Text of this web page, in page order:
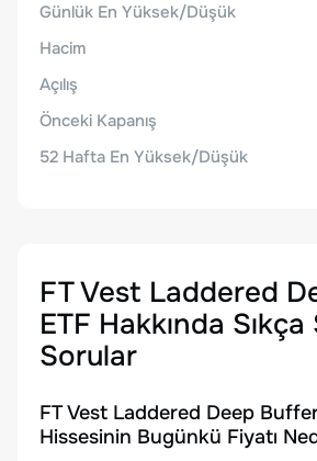
Günlük En Yüksek/Düşük
Hacim
Açılış
Önceki Kapanış
52 Hafta En Yüksek/Düşük
FT Vest Laddered
ETF Hakkında
Sorular
FT Vest Laddered Deep
Hissesinin Bugünkü Fiyatı